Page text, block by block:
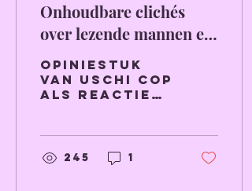
Onhoudbare clichés
over lezende mannen en
schrijvende vrouwen
Opiniestuk
van Uschi Cop
als reactie
van Paul
Sebes in De
Standaard
245 1